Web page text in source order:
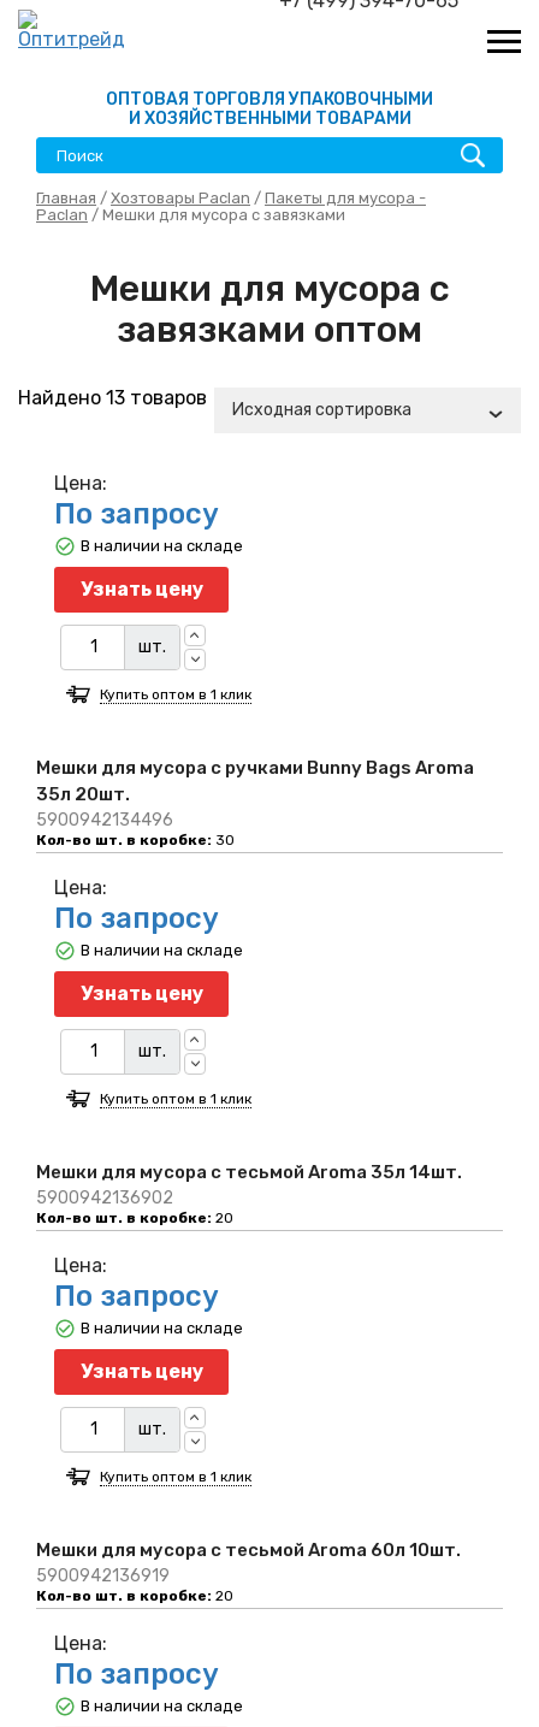
ОПТОВАЯ ТОРГОВЛЯ УПАКОВОЧНЫМИ
И ХОЗЯЙСТВЕННЫМИ ТОВАРАМИ
Главная / Хозтовары Paclan / Пакеты для мусора -
Paclan / Мешки для мусора с завязками
Мешки для мусора с
завязками оптом
Найдено 13 товаров
Исходная сортировка
Мешки для мусора с ручками Bunny Bags Aroma
35л 20шт.
5900942134496
Кол-во шт. в коробке: 30
Цена:
По запросу
Узнать цену
шт.
В наличии на складе
Купить оптом в 1 клик
Мешки для мусора с тесьмой Aroma 35л 14шт.
5900942136902
Кол-во шт. в коробке: 20
Цена:
По запросу
Узнать цену
шт.
В наличии на складе
Купить оптом в 1 клик
Мешки для мусора с тесьмой Aroma 60л 10шт.
5900942136919
Кол-во шт. в коробке: 20
Цена:
По запросу
Узнать цену
шт.
В наличии на складе
Купить оптом в 1 клик
Цена:
По запросу
В наличии на складе